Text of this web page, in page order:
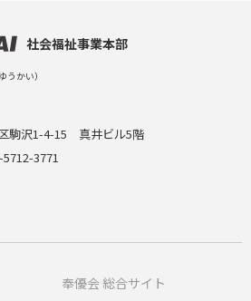
社会福祉事業本部
うかい）
駒沢1-4-15 真井ビル5階
3771
奉優会 総合サイト